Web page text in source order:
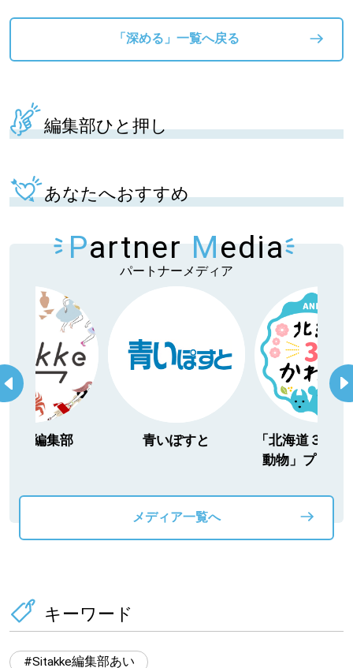
「深める」一覧へ戻る
編集部ひと押し
あなたへおすすめ
Partner Media
パートナーメディア
編集部 青いぽすと
「北海道３大
動物」プロジ
メディア一覧へ
キーワード
Sitakke編集部あい